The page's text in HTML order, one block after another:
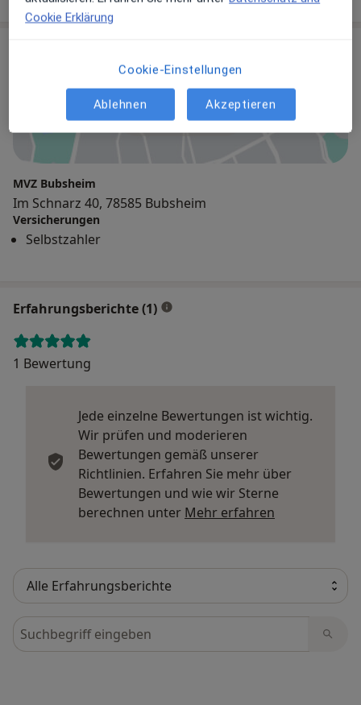
Zu Google Maps
MVZ Bubsheim
Im Schnarz 40, 78585 Bubsheim
Versicherungen
Selbstzahler
Erfahrungsberichte (1)
1 Bewertung
Jede einzelne Bewertungen ist wichtig.
Wir prüfen und moderieren
Bewertungen gemäß unserer
Richtlinien. Erfahren Sie mehr über
Bewertungen und wie wir Sterne
berechnen unter Mehr erfahren
Bewertungen durchsuchen
Cookie Erklärung
Cookie-Einstellungen
Ablehnen Akzeptieren